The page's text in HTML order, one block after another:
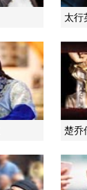
太行
楚乔